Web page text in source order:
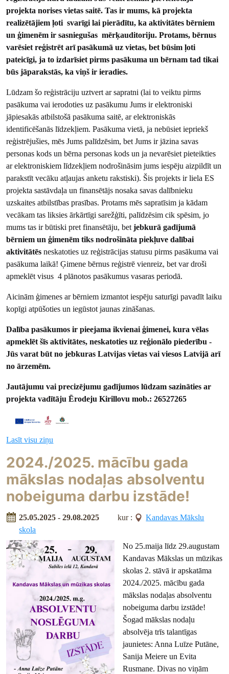
projekta norises vietas saitē. Tas ir mums, kā projekta
realizētājiem ļoti svarīgi lai pierādītu, ka aktivitātes bērniem
un ģimenēm ir sasniegušas mērķauditoriju. Protams, bērnus
varēsiet reģistrēt arī pasākumā uz vietas, bet būsim ļoti
pateicīgi, ja to izdarīsiet pirms pasākuma un bērnam tad tikai
būs jāparakstās, ka viņš ir ieradies.
Lūdzam šo reģistrāciju uztvert ar sapratni (lai to veiktu pirms
pasākuma vai ierodoties uz pasākumu Jums ir elektroniski
jāpiesakās atbilstošā pasākuma saitē, ar elektroniskās
identificēšanās līdzekļiem. Pasākuma vietā, ja nebūsiet iepriekš
reģistrējušies, mēs Jums palīdzēsim, bet Jums ir jāzina savas
personas kods un bērna personas kods un ja nevarēsiet pieteikties
ar elektroniskiem līdzekļiem nodrošināsim jums iespēju aizpildīt un
parakstīt vecāku atļaujas anketu rakstiski). Šis projekts ir liela ES
projekta sastāvdaļa un finansētājs nosaka savas dalībnieku
uzskaites atbilstības prasības. Protams mēs sapratīsim ja kādam
vecākam tas liksies ārkārtīgi sarežģīti, palīdzēsim cik spēsim, jo
mums tas ir būtiski pret finansētāju, betjebkurā gadījumā
bērniem un ģimenēm tiks nodrošināta piekļuve dalībai
aktivitātēs neskatoties uz reģistrācijas statusu pirms pasākuma vai
pasākuma laikā! Ģimene bērnus reģistrē vienreiz, bet var droši
apmeklēt visus 4 plānotos pasākumus vasaras periodā.
Aicinām ģimenes ar bērniem izmantot iespēju saturīgi pavadīt laiku
kopīgi atpūšoties un iegūstot jaunas zināšanas.
Dalība pasākumos ir pieejama ikvienai ģimenei, kura vēlas
apmeklēt šīs aktivitātes, neskatoties uz reģionālo piederību -
Jūs varat būt no jebkuras Latvijas vietas vai viesos Latvijā arī
no ārzemēm.
Jautājumu vai precizējumu gadījumos lūdzam sazināties ar
projekta vadītāju Ērodeju Kirillovu mob.: 26527265
Lasīt visu ziņu
2024./2025. mācību gada
mākslas nodaļas absolventu
nobeiguma darbu izstāde!
25.05.2025 - 29.08.2025 kur :
Kandavas Mākslu
skola
No 25.maija līdz 29.augustam
Kandavas Mākslas un mūzikas
skolas 2. stāvā ir apskatāma
2024./2025. mācību gada
mākslas nodaļas absolventu
nobeiguma darbu izstāde!
Šogad mākslas nodaļu
absolvēja trīs talantīgas
jaunietes: Anna Luīze Putāne,
Sanija Meiere un Evita
Rusmane. Divas no viņām